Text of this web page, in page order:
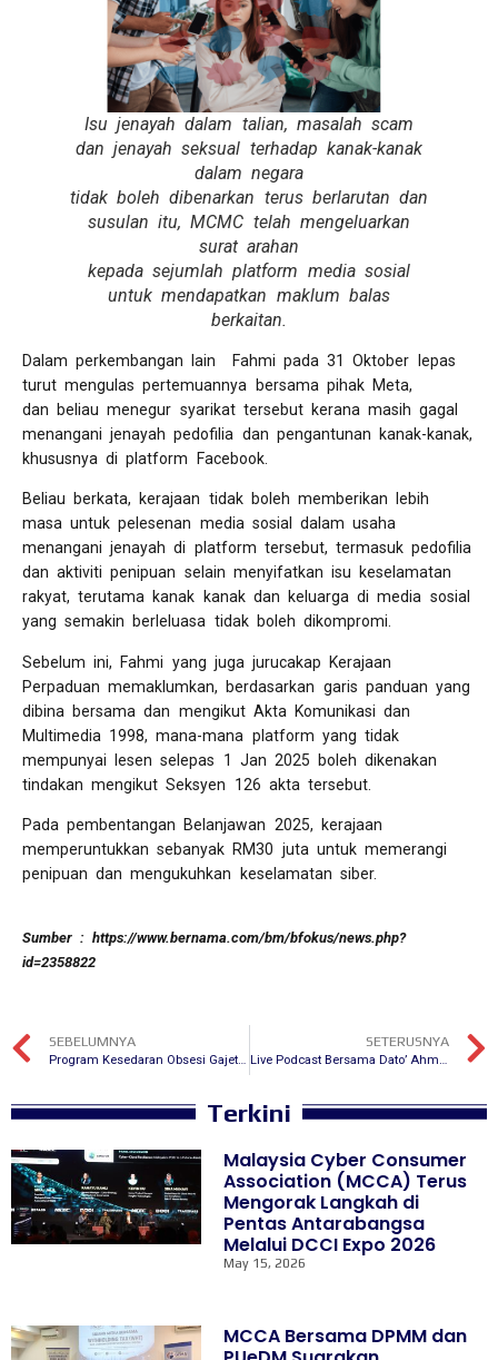
Isu jenayah dalam talian, masalah scam
dan jenayah seksual terhadap kanak-kanak
dalam negara
tidak boleh dibenarkan terus berlarutan dan
susulan itu, MCMC telah mengeluarkan
surat arahan
kepada sejumlah platform media sosial
untuk mendapatkan maklum balas
berkaitan.
Dalam perkembangan lain Fahmi pada 31 Oktober lepas
turut mengulas pertemuannya bersama pihak Meta,
dan beliau menegur syarikat tersebut kerana masih gagal
menangani jenayah pedofilia dan pengantunan kanak-kanak,
khususnya di platform Facebook.
Beliau berkata, kerajaan tidak boleh memberikan lebih
masa untuk pelesenan media sosial dalam usaha
menangani jenayah di platform tersebut, termasuk pedofilia
dan aktiviti penipuan selain menyifatkan isu keselamatan
rakyat, terutama kanak kanak dan keluarga di media sosial
yang semakin berleluasa tidak boleh dikompromi.
Sebelum ini, Fahmi yang juga jurucakap Kerajaan
Perpaduan memaklumkan, berdasarkan garis panduan yang
dibina bersama dan mengikut Akta Komunikasi dan
Multimedia 1998, mana-mana platform yang tidak
mempunyai lesen selepas 1 Jan 2025 boleh dikenakan
tindakan mengikut Seksyen 126 akta tersebut.
Pada pembentangan Belanjawan 2025, kerajaan
memperuntukkan sebanyak RM30 juta untuk memerangi
penipuan dan mengukuhkan keselamatan siber.
Sumber : https://www.bernama.com/bm/bfokus/news.php?
id=2358822
SEBELUMNYA
Program Kesedaran Obsesi Gajet dan Media Sosial Mendapat Sokongan Padu Ibubapa dan Komuniti Setempat
SETERUSNYA
Live Podcast Bersama Dato’ Ahmad Noordin: “Online Banking Fraud/Scams and How to Safeguard Ourselves”
Terkini
Malaysia Cyber Consumer
Association (MCCA) Terus
Mengorak Langkah di
Pentas Antarabangsa
Melalui DCCI Expo 2026
May 15, 2026
MCCA Bersama DPMM dan